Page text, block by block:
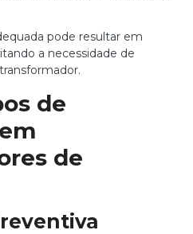
pode resultar em
a necessidade de
de
de